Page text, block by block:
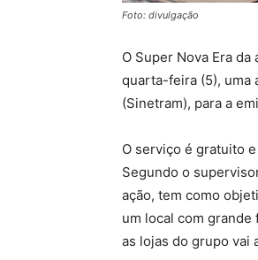
Foto: divulgação
O Super Nova Era
quarta-feira (5), uma
(Sinetram), para a
O serviço é gratuito
Segundo o
ação, tem como
um local com
as lojas do grupo vai